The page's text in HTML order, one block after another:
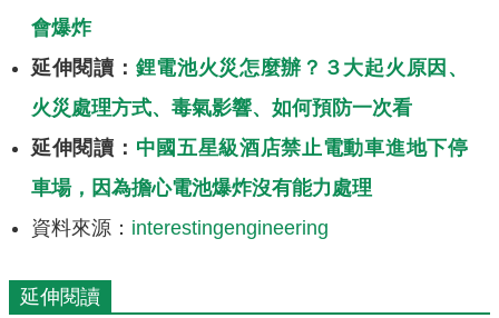
會爆炸
延伸閱讀： 鋰電池火災怎麼辦？３大起火原因、
火災處理方式、毒氣影響、如何預防一次看
延伸閱讀： 中國五星級酒店禁止電動車進地下停
車場，因為擔心電池爆炸沒有能力處理
資料來源： interestingengineering
延伸閱讀